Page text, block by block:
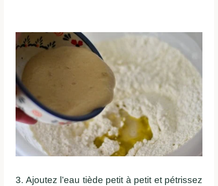
3. Ajoutez l’eau tiède petit à petit et pétrissez